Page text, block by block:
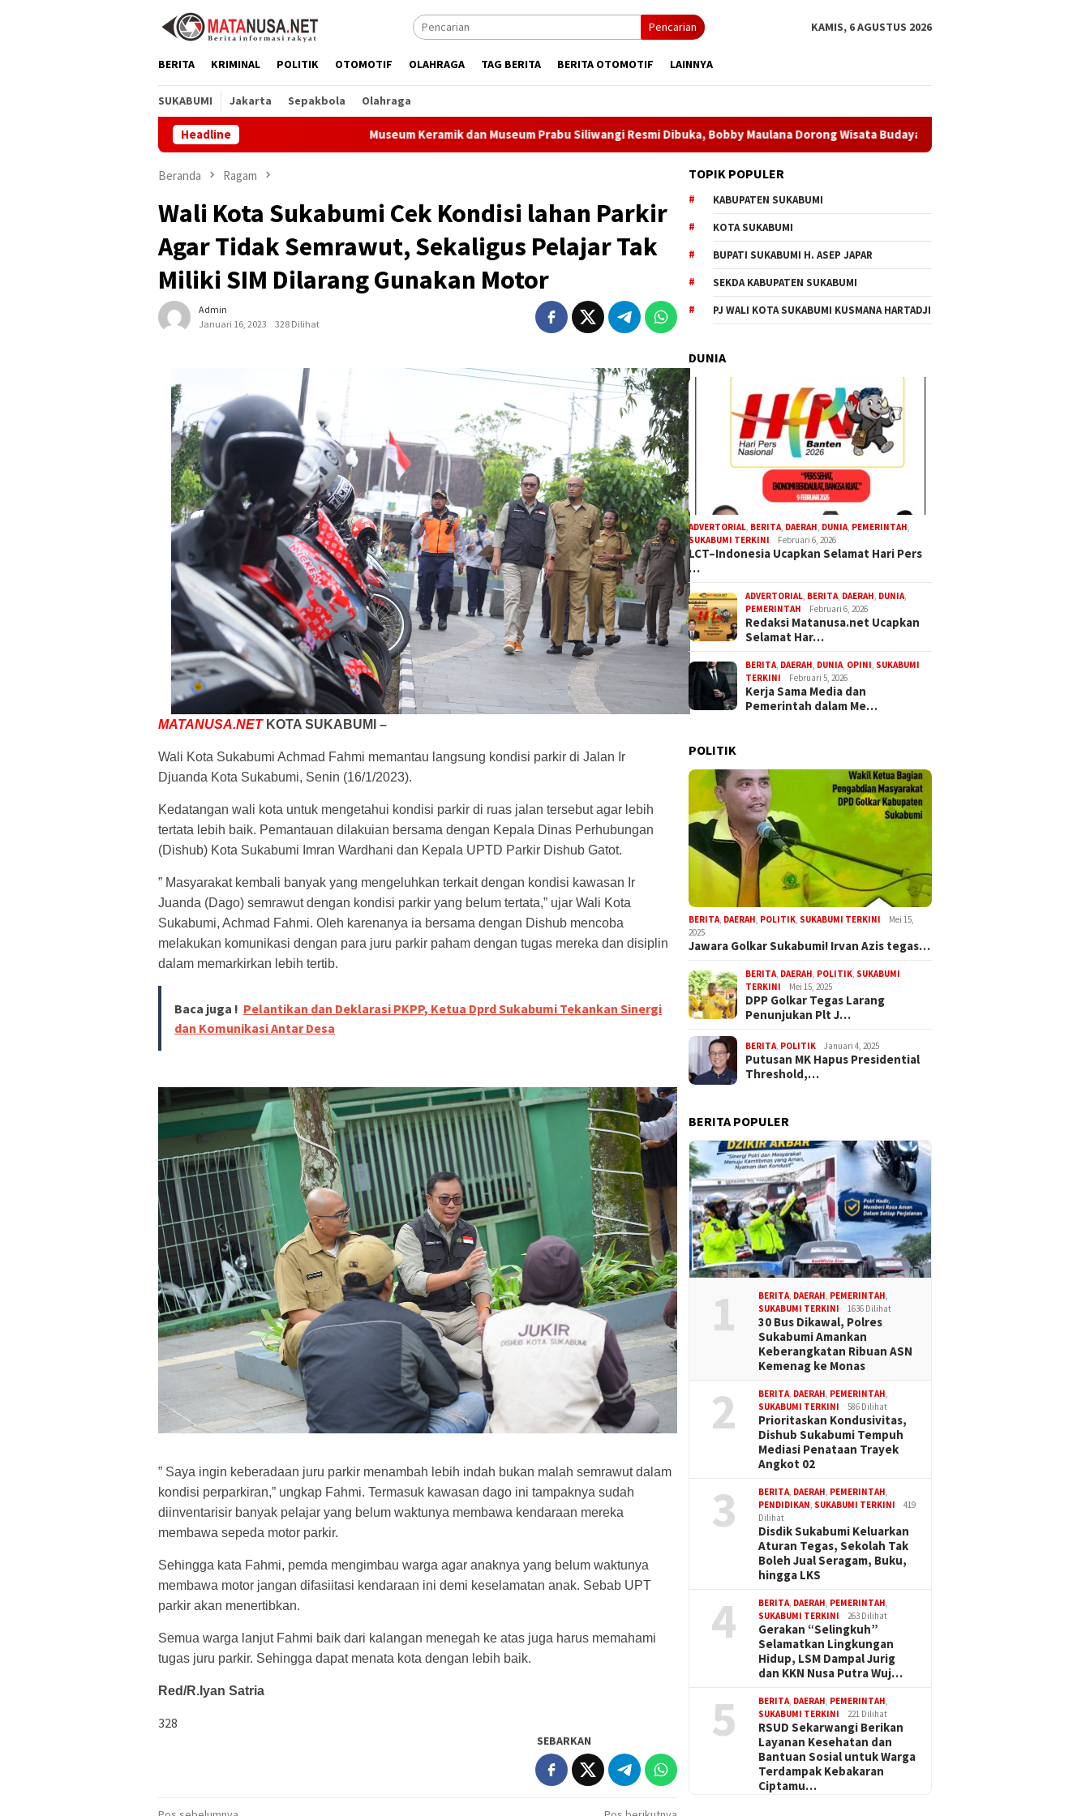
Pencarian KAMIS, 6 AGUSTUS 2026
BERITA KRIMINAL POLITIK OTOMOTIF OLAHRAGA TAG BERITA BERITA OTOMOTIF LAINNYA
SUKABUMI Jakarta Sepakbola Olahraga
Headline Museum Keramik dan Museum Prabu Siliwangi Resmi Dibuka, Bobby Maulana Dorong Wisata Budaya Kota Sukabumi
Beranda Ragam
Wali Kota Sukabumi Cek Kondisi lahan Parkir
Agar Tidak Semrawut, Sekaligus Pelajar Tak
Miliki SIM Dilarang Gunakan Motor
Admin
Januari 16, 2023
328 Dilihat
MATANUSA.NET KOTA SUKABUMI –
Wali Kota Sukabumi Achmad Fahmi memantau langsung kondisi parkir di Jalan Ir
Djuanda Kota Sukabumi, Senin (16/1/2023).
Kedatangan wali kota untuk mengetahui kondisi parkir di ruas jalan tersebut agar lebih
tertata lebih baik. Pemantauan dilakuian bersama dengan Kepala Dinas Perhubungan
(Dishub) Kota Sukabumi Imran Wardhani dan Kepala UPTD Parkir Dishub Gatot.
” Masyarakat kembali banyak yang mengeluhkan terkait dengan kondisi kawasan Ir
Juanda (Dago) semrawut dengan kondisi parkir yang belum tertata,” ujar Wali Kota
Sukabumi, Achmad Fahmi. Oleh karenanya ia bersama dengan Dishub mencoba
melakukan komunikasi dengan para juru parkir paham dengan tugas mereka dan disiplin
dalam memarkirkan lebih tertib.
Baca juga ! Pelantikan dan Deklarasi PKPP, Ketua Dprd Sukabumi Tekankan Sinergi
dan Komunikasi Antar Desa
” Saya ingin keberadaan juru parkir menambah lebih indah bukan malah semrawut dalam
kondisi perparkiran,” ungkap Fahmi. Termasuk kawasan dago ini tampaknya sudah
diinventarisir banyak pelajar yang belum waktunya membawa kendaraan mereka
membawa sepeda motor parkir.
Sehingga kata Fahmi, pemda mengimbau warga agar anaknya yang belum waktunya
membawa motor jangan difasiitasi kendaraan ini demi keselamatan anak. Sebab UPT
parkir akan menertibkan.
Semua warga lanjut Fahmi baik dari kalangan menegah ke atas juga harus memahami
tugas juru parkir. Sehingga dapat menata kota dengan lebih baik.
Red/R.Iyan Satria
328
SEBARKAN
TOPIK POPULER
KABUPATEN SUKABUMI
KOTA SUKABUMI
BUPATI SUKABUMI H. ASEP JAPAR
SEKDA KABUPATEN SUKABUMI
PJ WALI KOTA SUKABUMI KUSMANA HARTADJI
DUNIA
ADVERTORIAL BERITA DAERAH DUNIA PEMERINTAH
SUKABUMI TERKINI
Februari 6, 2026
LCT–Indonesia Ucapkan Selamat Hari Pers
…
ADVERTORIAL BERITA DAERAH DUNIA
PEMERINTAH
Februari 6, 2026
Redaksi Matanusa.net Ucapkan
Selamat Har…
BERITA DAERAH DUNIA OPINI SUKABUMI
TERKINI
Februari 5, 2026
Kerja Sama Media dan
Pemerintah dalam Me…
POLITIK
BERITA DAERAH POLITIK SUKABUMI TERKINI
Mei 15,
2025
Jawara Golkar Sukabumi! Irvan Azis tegas…
BERITA DAERAH POLITIK SUKABUMI
TERKINI
Mei 15, 2025
DPP Golkar Tegas Larang
Penunjukan Plt J…
BERITA POLITIK Januari 4, 2025
Putusan MK Hapus Presidential
Threshold,…
BERITA POPULER
1 BERITA, DAERAH, PEMERINTAH,
SUKABUMI TERKINI
1636 Dilihat
30 Bus Dikawal, Polres
Sukabumi Amankan
Keberangkatan Ribuan ASN
Kemenag ke Monas
2 BERITA, DAERAH, PEMERINTAH,
SUKABUMI TERKINI
586 Dilihat
Prioritaskan Kondusivitas,
Dishub Sukabumi Tempuh
Mediasi Penataan Trayek
Angkot 02
3 BERITA, DAERAH, PEMERINTAH,
PENDIDIKAN, SUKABUMI TERKINI
419
Dilihat
Disdik Sukabumi Keluarkan
Aturan Tegas, Sekolah Tak
Boleh Jual Seragam, Buku,
hingga LKS
4 BERITA, DAERAH, PEMERINTAH,
SUKABUMI TERKINI
263 Dilihat
Gerakan “Selingkuh”
Selamatkan Lingkungan
Hidup, LSM Dampal Jurig
dan KKN Nusa Putra Wuj…
5 BERITA, DAERAH, PEMERINTAH,
SUKABUMI TERKINI
221 Dilihat
RSUD Sekarwangi Berikan
Layanan Kesehatan dan
Bantuan Sosial untuk Warga
Terdampak Kebakaran
Ciptamu…